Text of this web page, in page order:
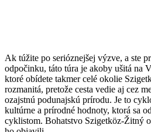
Ak túžite po serióznejšej výzve, a ste
odpočinku, táto túra je akoby ušitá na
ktoré obídete takmer celé okolie
rozmanitá, pretože cesta vedie aj cez
ozajstnú podunajskú prírodu. Je to
kultúrne a prírodné hodnoty, ktorá sa
cyklistom. Bohatstvo Szigetköz-Žitný